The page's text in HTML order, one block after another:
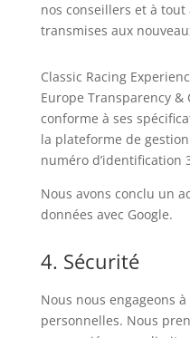
nos conseillers et à
transmises aux
Classic Racing
Europe Transparency &
conforme à ses
la plateforme de
numéro d’identification
Nous avons conclu un
données avec Google.
4. Sécurité
Nous nous engageons
personnelles. Nous